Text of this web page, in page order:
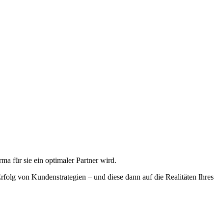
für sie ein optimaler Partner wird.
von Kundenstrategien – und diese dann auf die Realitäten Ihres